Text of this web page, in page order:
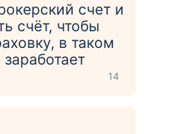
счет и
счёт, чтобы
в таком
14